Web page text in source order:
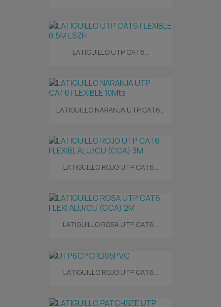
LATIGUILLO UTP CAT6...
LATIGUILLO NARANJA UTP CAT6...
LATIGUILLO ROJO UTP CAT6...
LATIGUILLO ROSA UTP CAT6...
LATIGUILLO ROJO UTP CAT6...